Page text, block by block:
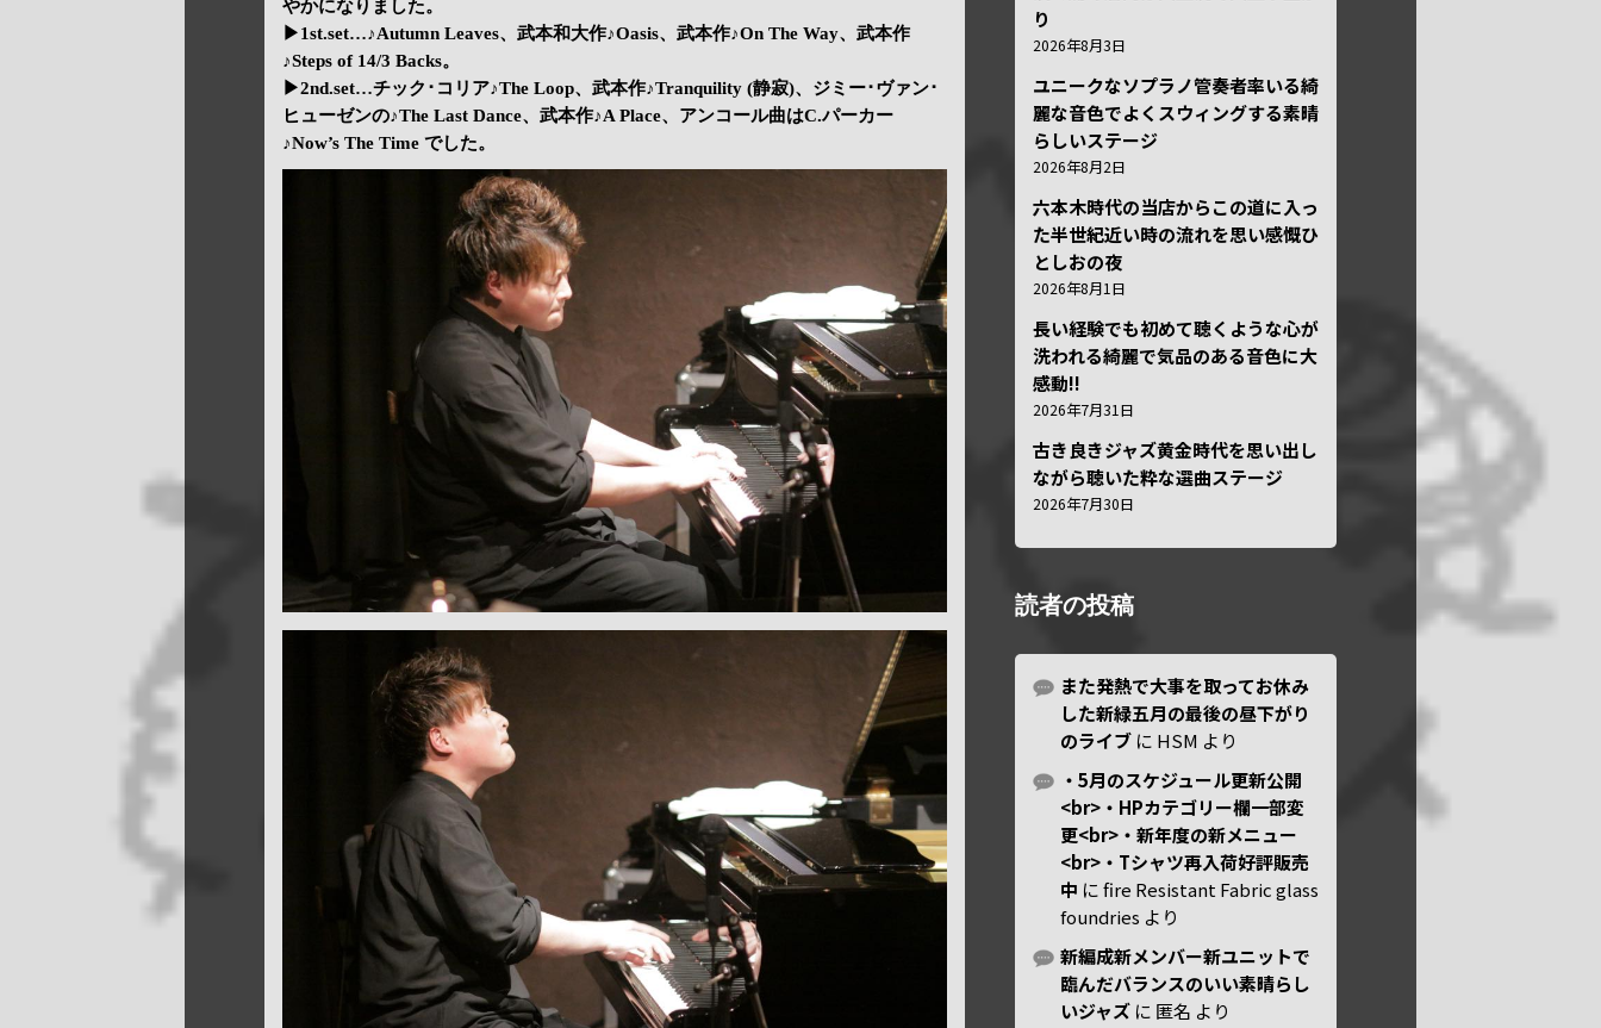
やかになりました。
▶1st.set…♪Autumn Leaves、武本和大作♪Oasis、武本作♪On The Way、武本作
♪Steps of 14/3 Backs。
▶2nd.set…チック･コリア♪The Loop、武本作♪Tranquility (静寂)、ジミー･ヴァン･
ヒューゼンの♪The Last Dance、武本作♪A Place、アンコール曲はC.パーカー
♪Now’s The Time でした。
り
2026年8月3日
ユニークなソプラノ管奏者率いる綺
麗な音色でよくスウィングする素晴
らしいステージ
2026年8月2日
六本木時代の当店からこの道に入っ
た半世紀近い時の流れを思い感慨ひ
としおの夜
2026年8月1日
長い経験でも初めて聴くような心が
洗われる綺麗で気品のある音色に大
感動!!
2026年7月31日
古き良きジャズ黄金時代を思い出し
ながら聴いた粋な選曲ステージ
2026年7月30日
読者の投稿
また発熱で大事を取ってお休み
した新緑五月の最後の昼下がり
のライブ に HSM より
・5月のスケジュール更新公開
<br>・HPカテゴリー欄一部変
更<br>・新年度の新メニュー
<br>・Tシャツ再入荷好評販売
中 にfire Resistant Fabric glass
foundries より
新編成新メンバー新ユニットで
臨んだバランスのいい素晴らし
いジャズ に 匿名 より